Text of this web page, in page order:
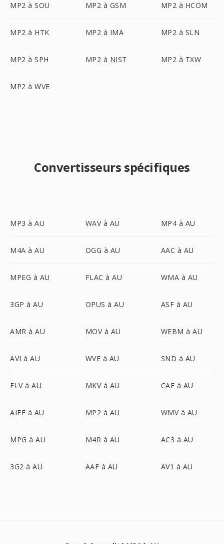
MP2 à SOU MP2 à GSM MP2 à HCOM
MP2 à HTK MP2 à IMA MP2 à SLN
MP2 à SPH MP2 à NIST MP2 à TXW
MP2 à WVE
Convertisseurs spécifiques
MP3 à AU WAV à AU MP4 à AU
M4A à AU OGG à AU AAC à AU
MPEG à AU FLAC à AU WMA à AU
3GP à AU OPUS à AU ASF à AU
AMR à AU MOV à AU WEBM à AU
AVI à AU WVE à AU SND à AU
FLV à AU MKV à AU CAF à AU
AIFF à AU MP2 à AU WMV à AU
MPG à AU M4R à AU AC3 à AU
3G2 à AU AAF à AU AV1 à AU